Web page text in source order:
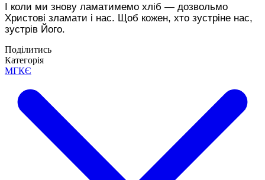
І коли ми знову ламатимемо хліб — дозвольмо
Христові зламати і нас. Щоб кожен, хто зустріне нас,
зустрів Його.
Поділитись
Категорія
МГКЄ